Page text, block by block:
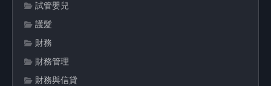
試管嬰兒
護髮
財務
財務管理
財務與信貸